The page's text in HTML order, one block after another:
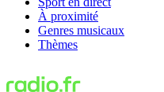
À proximité
Genres musicaux
Thèmes